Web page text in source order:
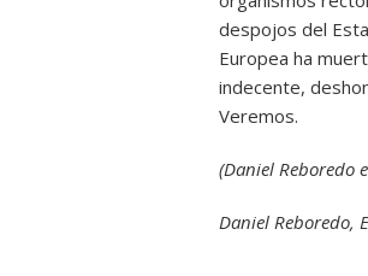
despojos del
Europea ha
indecente,
Veremos.
(Daniel Reboredo
Daniel Reboredo,